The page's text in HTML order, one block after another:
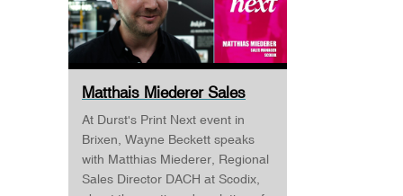
Matthais Miederer Sales
Manager Scodix DURST ...
At Durst's Print Next event in
Brixen, Wayne Beckett speaks
with Matthias Miederer, Regional
Sales Director DACH at Scodix,